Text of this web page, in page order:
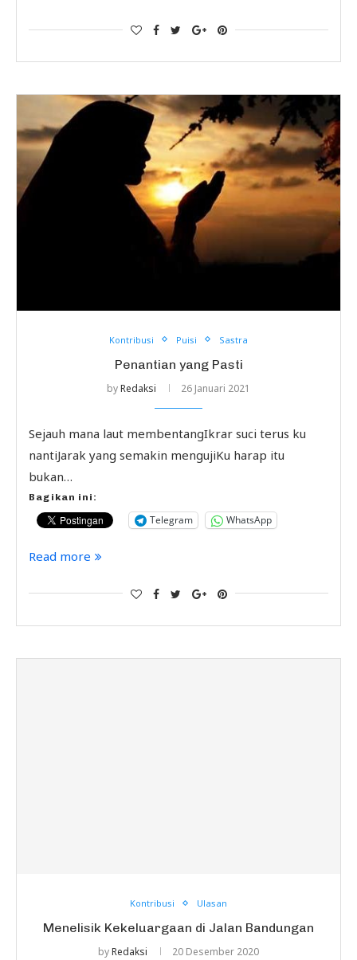
Kontribusi Puisi Sastra
Penantian yang Pasti
byRedaksi 26 Januari 2021
Sejauh mana laut membentangIkrar suci terus ku
nantiJarak yang semakin mengujiKu harap itu
bukan…
Bagikan ini:
Telegram WhatsApp
Read more
Kontribusi Ulasan
Menelisik Kekeluargaan di Jalan Bandungan
byRedaksi 20 Desember 2020